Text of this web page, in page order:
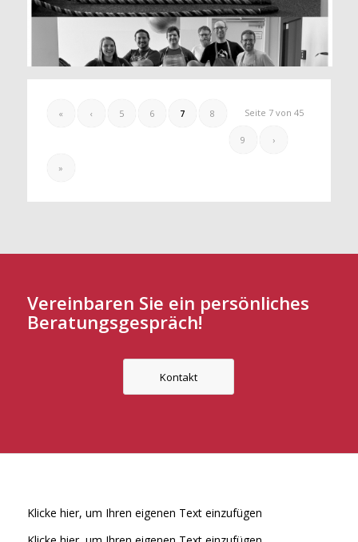
Seite 7 von 45
« ‹ 5 6 7 8
9 ›
»
Vereinbaren Sie ein persönliches
Beratungsgespräch!
Kontakt
Klicke hier, um Ihren eigenen Text einzufügen